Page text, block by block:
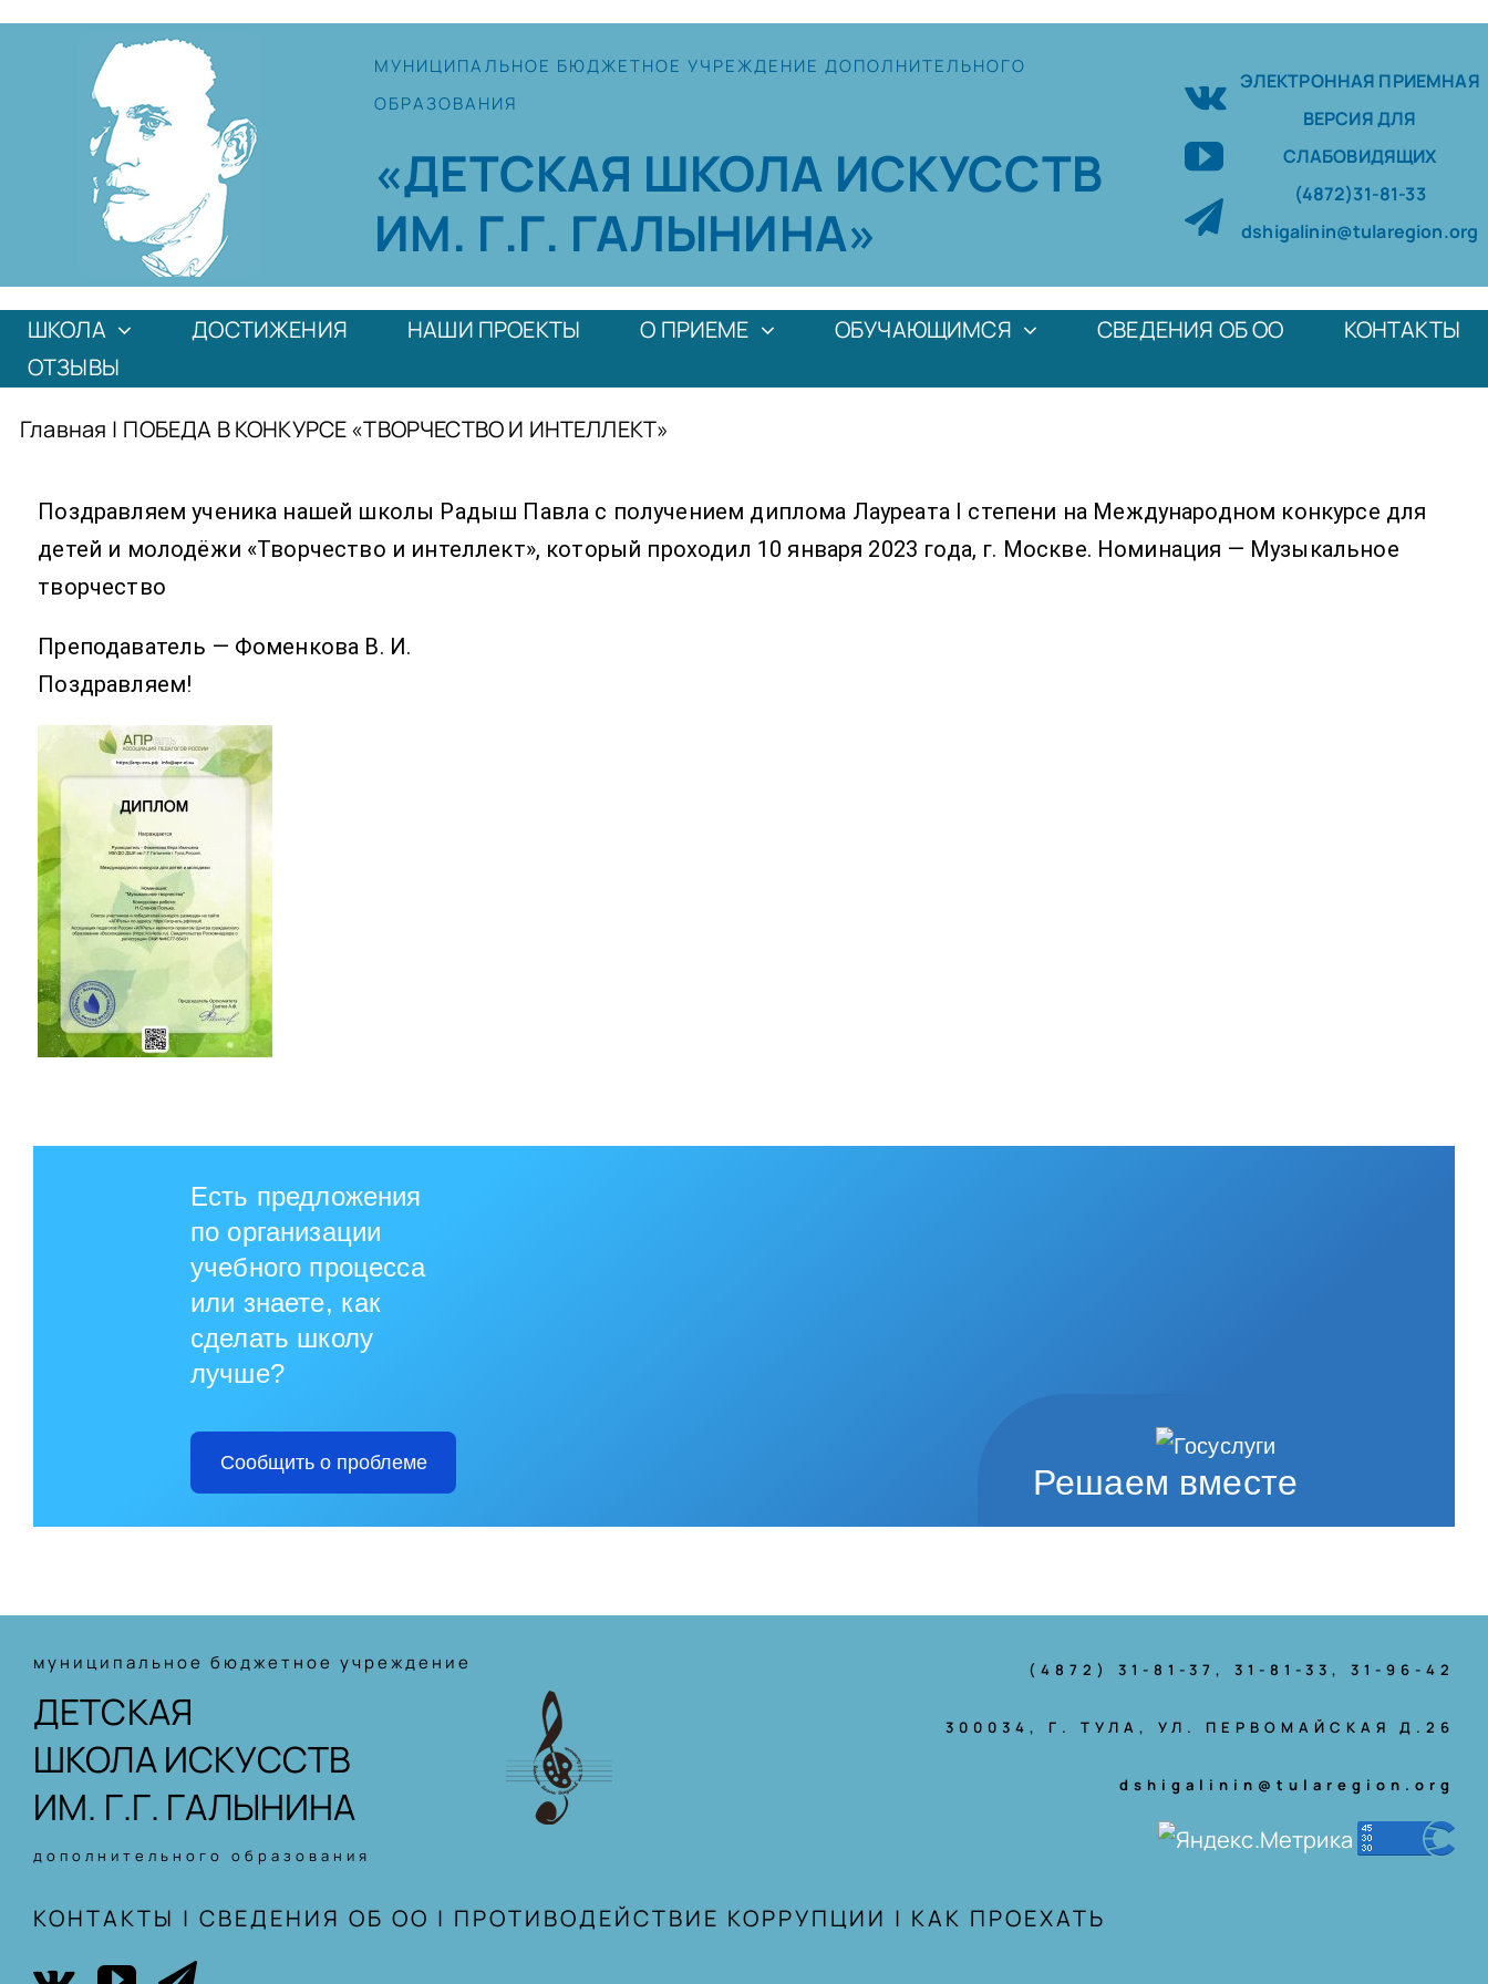
Skip
МУНИЦИПАЛЬНОЕ БЮДЖЕТНОЕ УЧРЕЖДЕНИЕДОПОЛНИТЕЛЬНОГО
ОБРАЗОВАНИЯ
«ДЕТСКАЯ ШКОЛА ИСКУССТВ
ИМ. Г.Г. ГАЛЫНИНА»
ЭЛЕКТРОННАЯ ПРИЕМНАЯ
ВЕРСИЯ ДЛЯ
СЛАБОВИДЯЩИХ
(4872)31-81-33
dshigalinin@tularegion.org
ШКОЛА ДОСТИЖЕНИЯ НАШИ ПРОЕКТЫ О ПРИЕМЕ ОБУЧАЮЩИМСЯ СВЕДЕНИЯ ОБ ОО
КОНТАКТЫ
ОТЗЫВЫ
Главная | ПОБЕДА В КОНКУРСЕ «ТВОРЧЕСТВО И ИНТЕЛЛЕКТ»
Поздравляем ученика нашей школы Радыш Павла с получением диплома Лауреата I степени на Международном конкурсе для
детей и молодёжи «Творчество и интеллект», который проходил 10 января 2023 года, г. Москве. Номинация — Музыкальное
творчество
Преподаватель — Фоменкова В. И.
Поздравляем!
Решаем вместе
Есть предложения
по организации
учебного процесса
или знаете, как
сделать школу
лучше?
Сообщить о проблеме
муниципальное бюджетное учреждение
ДЕТСКАЯ
ШКОЛА ИСКУССТВ
ИМ. Г.Г. ГАЛЫНИНА
дополнительного образования
(4872) 31-81-37, 31-81-33, 31-96-42
300034, Г. ТУЛА, УЛ. ПЕРВОМАЙСКАЯ Д.26
dshigalinin@tularegion.org
КОНТАКТЫ | СВЕДЕНИЯ ОБ ОО | ПРОТИВОДЕЙСТВИЕ КОРРУПЦИИ | КАК ПРОЕХАТЬ